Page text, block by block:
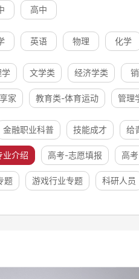
高中
英语 物理 化学
学 文学类 经济学类
家 教育类-体育运动 管理
金融职业科普 技能成才 给
业介绍 高考-志愿填报 高
题 游戏行业专题 科研人员